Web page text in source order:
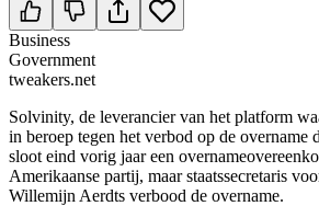
Business
Government
tweakers.net
Solvinity, de leverancier van het platform
in beroep tegen het verbod op de
sloot eind vorig jaar een
Amerikaanse partij, maar staatssecretaris
Willemijn Aerdts verbood de overname.